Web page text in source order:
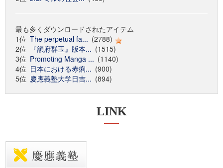
最も多くダウンロードされたアイテム
1位 The perpetual fa... (2788)
2位
『韻府群玉』版本... (1515)
3位 Promoting Manga ... (1140)
4位 日本における赤痢... (900)
5位 慶應義塾大学日吉... (894)
LINK